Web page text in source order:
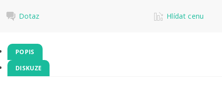
Dotaz Hlídat cenu
POPIS
DISKUZE